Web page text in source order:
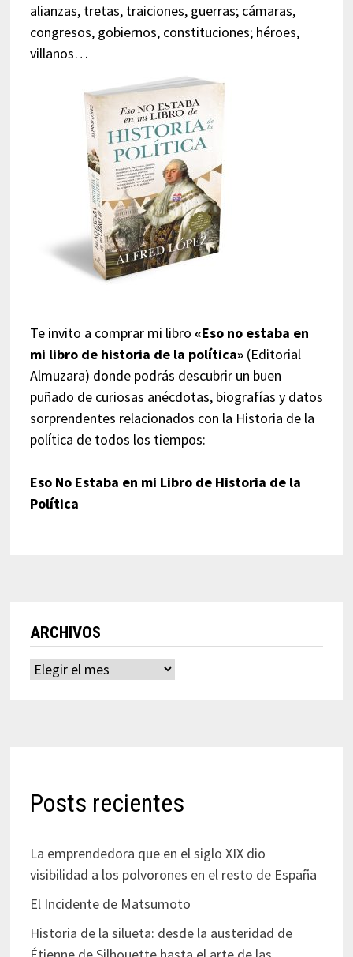
alianzas, tretas, traiciones, guerras; cámaras,
congresos, gobiernos, constituciones; héroes,
villanos…
Te invito a comprar mi libro «Eso no estaba en
mi libro de historia de la política»(Editorial
Almuzara) donde podrás descubrir un buen
puñado de curiosas anécdotas, biografías y datos
sorprendentes relacionados con la Historia de la
política de todos los tiempos:
Eso No Estaba en mi Libro de Historia de la
Política
ARCHIVOS
Archivos
Posts recientes
La emprendedora que en el siglo XIX dio
visibilidad a los polvorones en el resto de España
El Incidente de Matsumoto
Historia de la silueta: desde la austeridad de